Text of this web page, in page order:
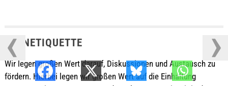
MiG NETIQUETTE
Wir legen großen Wert darauf, Diskussionen und Austausch zu
fördern. Hierbei legen wir großen Wert auf die Einhaltung